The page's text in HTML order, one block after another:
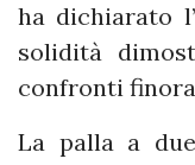
ha dichiarato
solidità
confronti
La palla a